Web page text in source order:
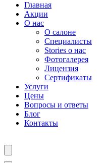
Главная
Акции
О нас
О салоне
Специалисты
Stories о нас
Фотогалерея
Лицензия
Сертификаты
Услуги
Цены
Вопросы и ответы
Блог
Контакты